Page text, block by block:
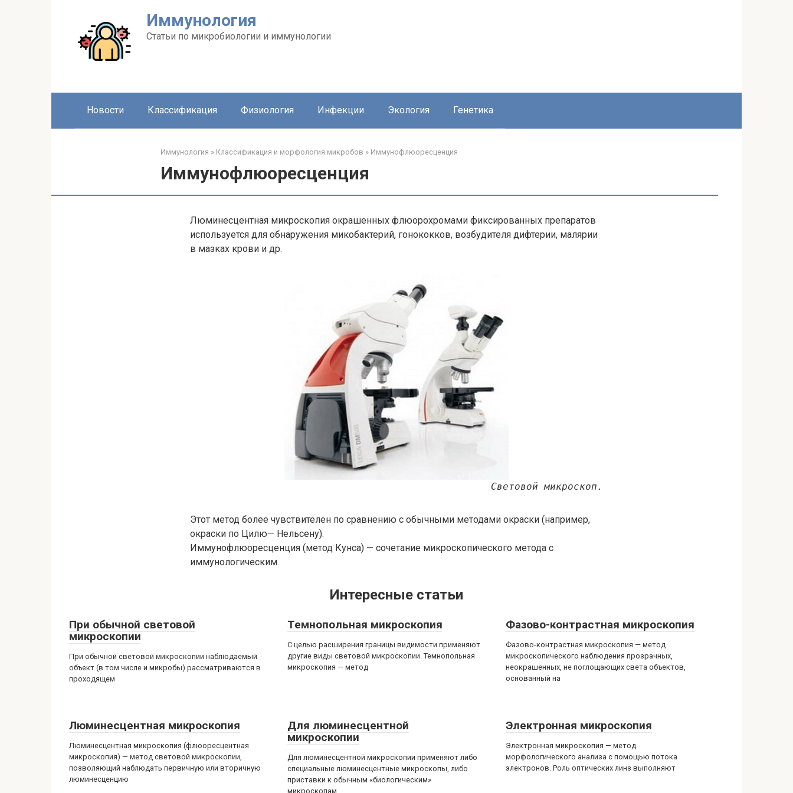
Иммунология
Статьи по микробиологии и иммунологии
Новости Классификация Физиология Инфекции Экология Генетика
Иммунология » Классификация и морфология микробов » Иммунофлюоресценция
Иммунофлюоресценция
Люминесцентная микроскопия окрашенных флюорохромами фиксированных препаратов
используется для обнаружения микобактерий, гонококков, возбудителя дифтерии, малярии
в мазках крови и др.
Световой микроскоп.
Этот метод более чувствителен по сравнению с обычными методами окраски (например,
окраски по Цилю— Нельсену).
Иммунофлюоресценция (метод Кунса) — сочетание микроскопического метода с
иммунологическим.
Интересные статьи
При обычной световой
микроскопии
При обычной световой микроскопии наблюдаемый
объект (в том числе и микробы) рассматриваются в
проходящем
Темнопольная микроскопия
С целью расширения границы видимости применяют
другие виды световой микроскопии. Темнопольная
микроскопия — метод
Фазово-контрастная микроскопия
Фазово-контрастная микроскопия — метод
микроскопического наблюдения прозрачных,
неокрашенных, не поглощающих света объектов,
основанный на
Люминесцентная микроскопия
Люминесцентная микроскопия (флюоресцентная
микроскопия) — метод световой микроскопии,
позволяющий наблюдать первичную или вторичную
люминесценцию
Для люминесцентной
микроскопии
Для люминесцентной микроскопии применяют либо
специальные люминесцентные микроскопы, либо
приставки к обычным «биологическим»
микроскопам.
Электронная микроскопия
Электронная микроскопия — метод
морфологического анализа с помощью потока
электронов. Роль оптических линз выполняют